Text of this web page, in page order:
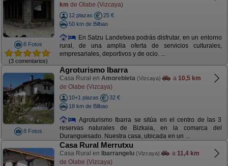
8 Fotos
(3 comentarios)
km de Olabe (Vizcaya)
12 plazas
25 €
50 km de Bilbao
En Satzu Landetxea podrás disfrutar, en un entorno
rural, de una amplia oferta de servicios culturales,
empresariales, deportivos y de ocio. ...
8 Fotos
Agroturismo Ibarra
Casa Rural en Amorebieta (Vizcaya) a 10,5 km
de Olabe (Vizcaya)
10+1 plazas
32 €
18 km de Bilbao
Agroturismo Ibarra se sitúa en el centro de las 3
reservas naturales de Bizkaia, en la comarca del
Duranguesado. Nuestra casa, ubicada en un ...
Casa Rural Merrutxu
Casa Rural en Ibarrangelu (Vizcaya) a 11,4 km
de Olabe (Vizcaya)